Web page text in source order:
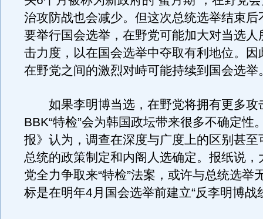
治攻防战也会减少。但这次总统选举结束后
要举行国会选举，在野党可能加大对当选人
击力度，以在国会选举中夺取有利地位。因
在野党之间的激烈对峙可能持续到国会选举
如果李明博当选，在野党将拥有更多攻
BBK“特检”会为韩国政坛带来很多不确定性
报》认为，调查在深度与广度上的区别甚至
总统的政策制定和内阁人选确定。报纸说，
党全力争取来“特检”法案，或许与总统选举
标是在明年4月国会选举前建立“反李明博战